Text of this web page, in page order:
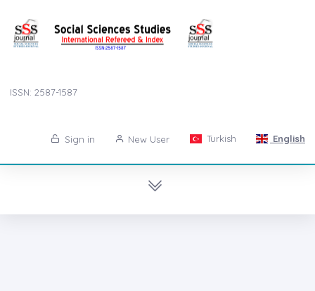
ISSN: 2587-1587
Sign in New User Turkish English